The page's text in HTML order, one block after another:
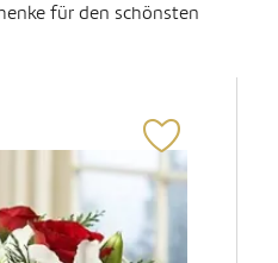
für den schönsten